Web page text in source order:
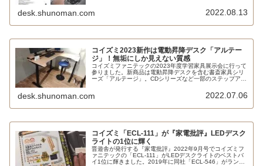
desk.shunoman.com 2022.08.13
コイズミ2023新作は電動昇降デスク「アルテー
ジ」！無垢にしか見えない質感
コイズミファニテックの2023年度学習家具展示会に行って
参りました。新商品は電動昇降デスクを含む書斎家具シリ
ーズ「アルテージ」。CDシリーズなど一部のステップアッ
desk.shunoman.com 2022.07.06
コイズミ「ECL-111」が『家電批評』LEDデスク
ライトの1位に輝く
晋遊舎が発行する『家電批評』2022年9月号でコイズミフ
ァニテックの「ECL-111」がLEDデスクライトのベストバ
イ1位に輝きました。2019年に同社「ECL-546」がランキ